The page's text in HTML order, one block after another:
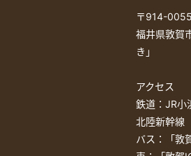
〒914-0055
福井県敦賀
き」
アクセス
鉄道：JR小
北陸新幹線
バス：「敦